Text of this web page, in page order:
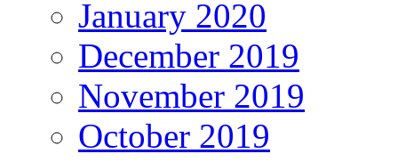
January 2020
December 2019
November 2019
October 2019